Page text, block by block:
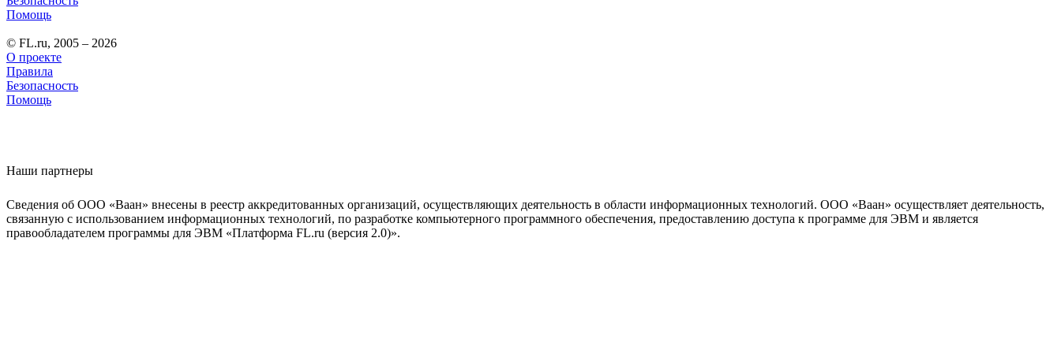
Помощь
© FL.ru, 2005 – 2026
О проекте
Правила
Безопасность
Помощь
Наши партнеры
Сведения об ООО «Ваан» внесены в реестр аккредитованных организаций, осуществляющих деятельность в области информационных технологий. ООО «Ваан» осуществляет деятельность,
связанную с использованием информационных технологий, по разработке компьютерного программного обеспечения, предоставлению доступа к программе для ЭВМ и является
правообладателем программы для ЭВМ «Платформа FL.ru (версия 2.0)».